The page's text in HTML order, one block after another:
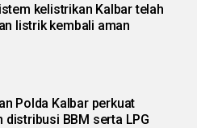
kelistrikan Kalbar telah
listrik kembali aman
Polda Kalbar perkuat
distribusi BBM serta LPG